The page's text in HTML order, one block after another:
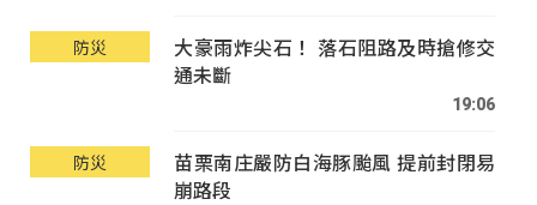
防災
大豪雨炸尖石！ 落石阻路及時搶修交
通未斷
19:06
防災
苗栗南庄嚴防白海豚颱風 提前封閉易
崩路段